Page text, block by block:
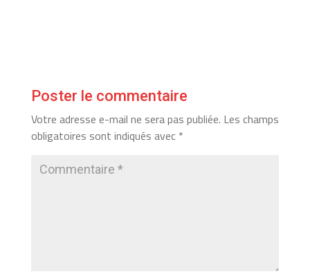
Poster le commentaire
Votre adresse e-mail ne sera pas publiée. Les champs
obligatoires sont indiqués avec *